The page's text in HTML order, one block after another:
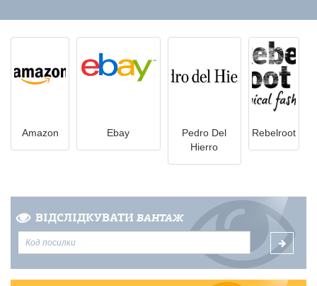
Amazon Ebay
Pedro Del
Hierro
Rebelroot
ВІДСЛІДКУВАТИ ВАНТАЖ